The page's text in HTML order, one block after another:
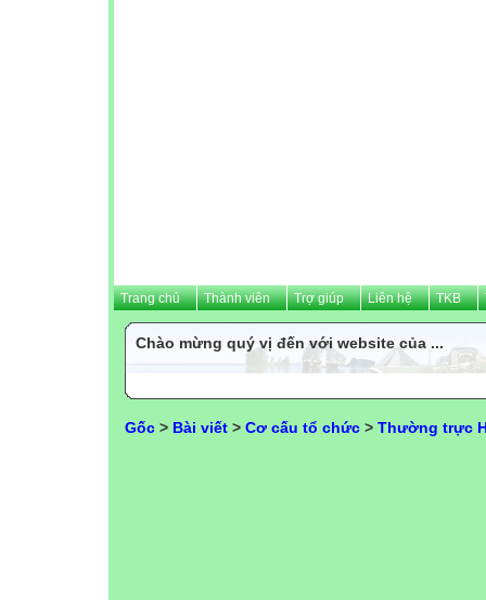
Trang chủ Thành viên Trợ giúp Liên hệ TKB
Chào mừng quý vị đến với website của ...
Gốc > Bài viết > Cơ cấu tổ chức > Thường trực